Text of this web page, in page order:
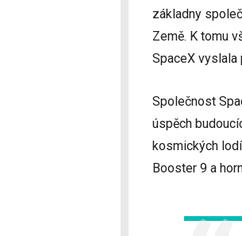
základny
Země. K tomu
SpaceX
Společnost
úspěch
kosmických
Booster 9 a